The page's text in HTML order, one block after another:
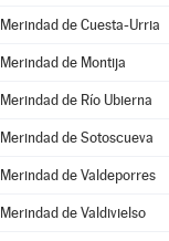
Merindad de Cuesta-Urria
Merindad de Montija
Merindad de Río Ubierna
Merindad de Sotoscueva
Merindad de Valdeporres
Merindad de Valdivielso